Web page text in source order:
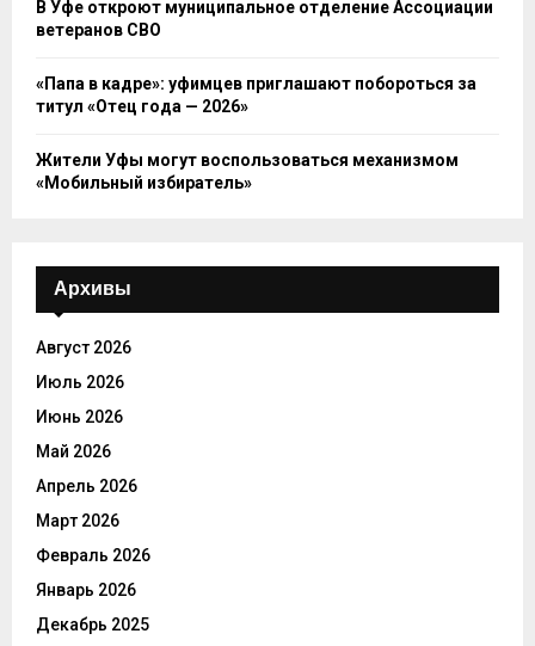
В Уфе откроют муниципальное отделение Ассоциации
ветеранов СВО
«Папа в кадре»: уфимцев приглашают побороться за
титул «Отец года — 2026»
Жители Уфы могут воспользоваться механизмом
«Мобильный избиратель»
Архивы
Август 2026
Июль 2026
Июнь 2026
Май 2026
Апрель 2026
Март 2026
Февраль 2026
Январь 2026
Декабрь 2025